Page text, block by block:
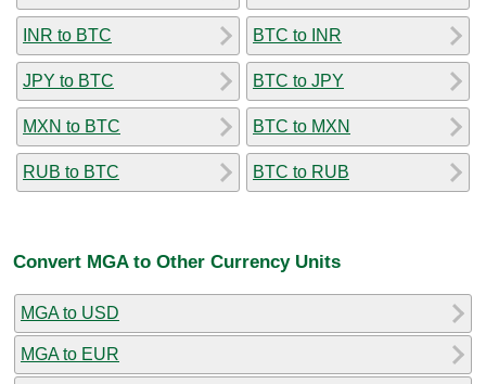
INR to BTC
JPY to BTC
MXN to BTC
RUB to BTC
BTC to INR
BTC to JPY
BTC to MXN
BTC to RUB
Convert MGA to Other Currency Units
MGA to USD
MGA to EUR